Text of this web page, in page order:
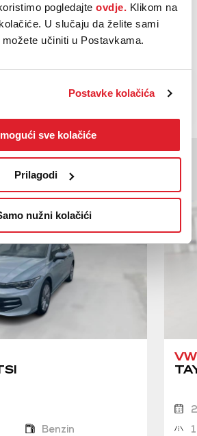
pogledajte ovdje. Klikom na
U slučaju da želite sami
učiniti u Postavkama.
Postavke kolačića
sve kolačiće
Prilagodi
nužni kolačići
Mehanički
Benzin
VW